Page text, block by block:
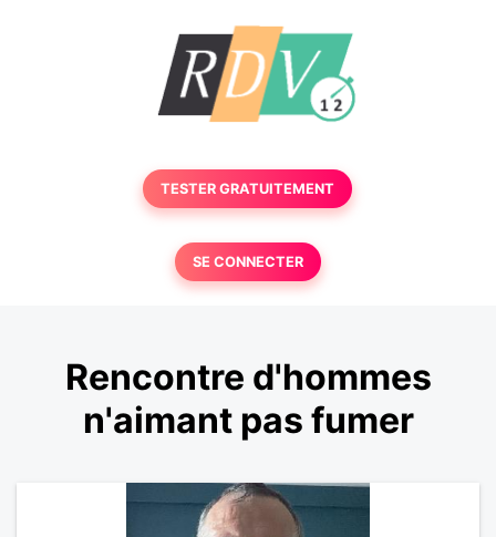
TESTER GRATUITEMENT
SE CONNECTER
Rencontre d'hommes
n'aimant pas fumer